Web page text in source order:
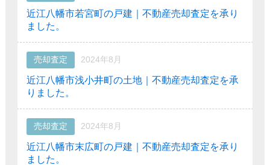
近江八幡市若宮町の戸建｜不動産売却査定を承り
ました。
売却査定 2024年8月
近江八幡市浅小井町の土地｜不動産売却査定を承
りました。
売却査定 2024年8月
近江八幡市末広町の戸建｜不動産売却査定を承り
ました。